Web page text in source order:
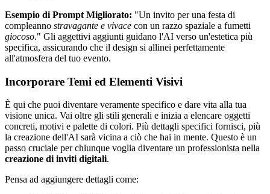
Esempio di Prompt Migliorato: "Un invito per una festa di
compleanno stravagante e vivace con un razzo spaziale a fumetti
giocoso." Gli aggettivi aggiunti guidano l'AI verso un'estetica più
specifica, assicurando che il design si allinei perfettamente
all'atmosfera del tuo evento.
Incorporare Temi ed Elementi Visivi
È qui che puoi diventare veramente specifico e dare vita alla tua
visione unica. Vai oltre gli stili generali e inizia a elencare oggetti
concreti, motivi e palette di colori. Più dettagli specifici fornisci, più
la creazione dell'AI sarà vicina a ciò che hai in mente. Questo è un
passo cruciale per chiunque voglia diventare un professionista nella
creazione di inviti digitali.
Pensa ad aggiungere dettagli come: